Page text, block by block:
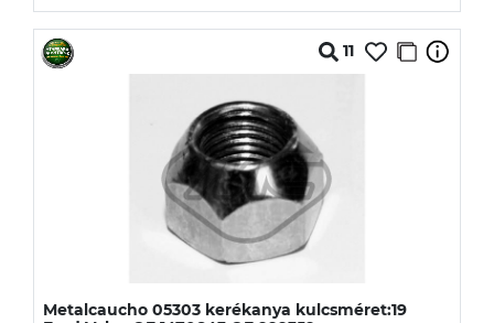
11
Metalcaucho 05303 kerékanya kulcsméret:19